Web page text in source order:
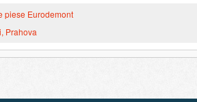
piese Eurodemont
Prahova